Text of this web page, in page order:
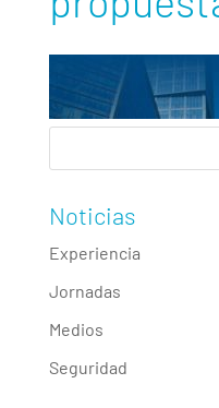
Noticias
Experiencia
Jornadas
Medios
Seguridad